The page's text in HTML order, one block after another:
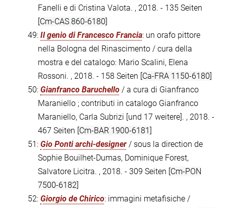
Fanelli e di Cristina Valota. , 2018. - 135 Seiten
[Cm-CAS 860-6180]
49: Il genio di Francesco Francia: un orafo pittore
nella Bologna del Rinascimento / cura della
mostra e del catalogo: Mario Scalini, Elena
Rossoni. , 2018. - 158 Seiten [Ca-FRA 1150-6180]
50: Gianfranco Baruchello / a cura di Gianfranco
Maraniello ; contributi in catalogo Gianfranco
Maraniello, Carla Subrizi [und 17 weitere]. , 2018. -
467 Seiten [Cm-BAR 1900-6181]
51: Gio Ponti archi-designer / sous la direction de
Sophie Bouilhet-Dumas, Dominique Forest,
Salvatore Licitra. , 2018. - 309 Seiten [Cm-PON
7500-6182]
52: Giorgio de Chirico: immagini metafisiche /